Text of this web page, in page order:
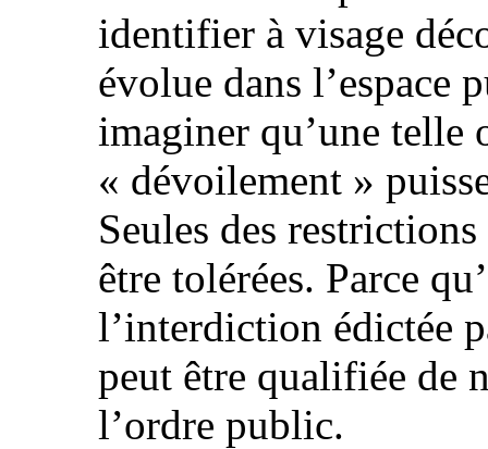
identifier à visage
évolue dans l’espace
imaginer qu’une telle
« dévoilement »
Seules des
être tolérées. Parce
l’interdiction édictée
peut être qualifiée de
l’ordre public.